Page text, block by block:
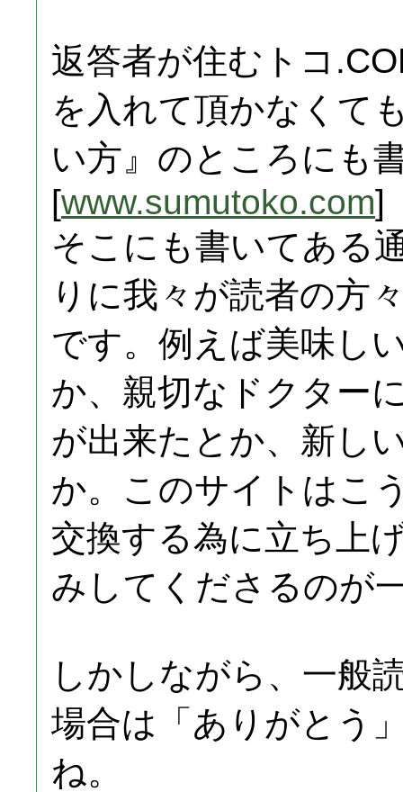
返答者が住むトコ
を入れて頂かなくて
い方』のところにも
[www.sumutoko.com]
そこにも書いてある
りに我々が読者の方
です。例えば美味し
か、親切なドクター
が出来たとか、新し
か。このサイトはこ
交換する為に立ち上
みしてくださるのが
しかしながら、一般
場合は「ありがとう
ね。